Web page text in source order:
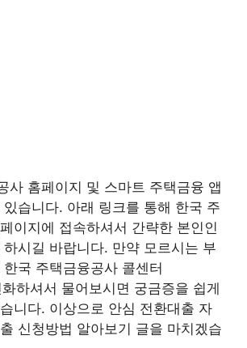
사 홈페이지 및 스마트 주택금융 앱
습니다. 아래 링크를 통해 한국 주
이지에 접속하셔서 간략한 본인인
시길 바랍니다. 만약 모르시는 부
국 주택금융공사 콜센터
하셔서 물어보시면 궁금증을 쉽게
니다. 이상으로 안심 전환대출 자
신청방법 알아보기 글을 마치겠습